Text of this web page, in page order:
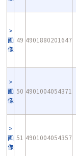
画
像
49 4901880201647
画
像
50 4901004054371
画
像
51 4901004054357